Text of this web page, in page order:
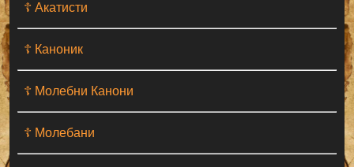
☦ Акатисти
☦ Каноник
☦ Молебни Канони
☦ Молебани